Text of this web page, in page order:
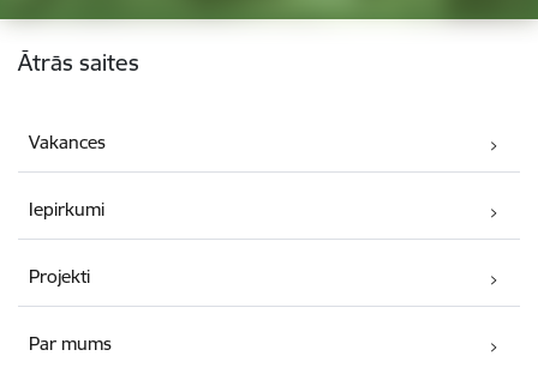
Kājene
Ātrās saites
Vakances
Iepirkumi
Projekti
Par mums